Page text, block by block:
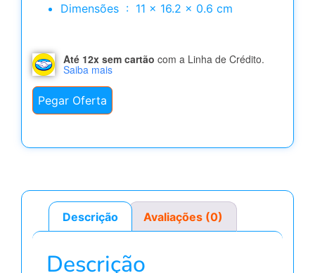
Dimensões ‏ : ‎ 11 x 16.2 x 0.6 cm
Até 12x sem cartão com a Linha de Crédito.
Saiba mais
Pegar Oferta
Descrição Avaliações (0)
Descrição